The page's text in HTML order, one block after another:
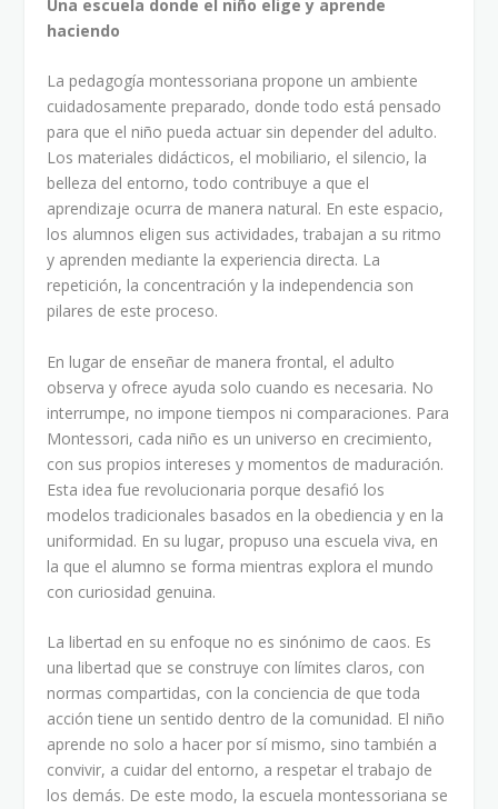
Una escuela donde el niño elige y aprende
haciendo
La pedagogía montessoriana propone un ambiente
cuidadosamente preparado, donde todo está pensado
para que el niño pueda actuar sin depender del adulto.
Los materiales didácticos, el mobiliario, el silencio, la
belleza del entorno, todo contribuye a que el
aprendizaje ocurra de manera natural. En este espacio,
los alumnos eligen sus actividades, trabajan a su ritmo
y aprenden mediante la experiencia directa. La
repetición, la concentración y la independencia son
pilares de este proceso.
En lugar de enseñar de manera frontal, el adulto
observa y ofrece ayuda solo cuando es necesaria. No
interrumpe, no impone tiempos ni comparaciones. Para
Montessori, cada niño es un universo en crecimiento,
con sus propios intereses y momentos de maduración.
Esta idea fue revolucionaria porque desafió los
modelos tradicionales basados en la obediencia y en la
uniformidad. En su lugar, propuso una escuela viva, en
la que el alumno se forma mientras explora el mundo
con curiosidad genuina.
La libertad en su enfoque no es sinónimo de caos. Es
una libertad que se construye con límites claros, con
normas compartidas, con la conciencia de que toda
acción tiene un sentido dentro de la comunidad. El niño
aprende no solo a hacer por sí mismo, sino también a
convivir, a cuidar del entorno, a respetar el trabajo de
los demás. De este modo, la escuela montessoriana se